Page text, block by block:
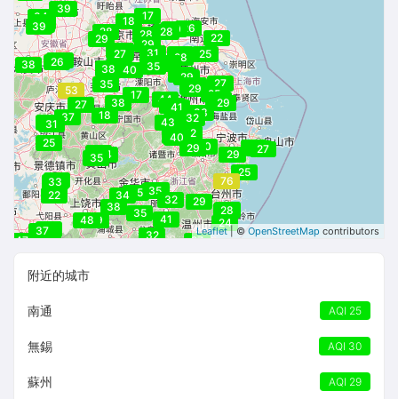
38
33
29
32
36
30
29
47
29
38
28
40
34
25
31
30
33
26
37
40
27
35
29
32
27
30
38
27
28
39
41
29
38
35
33
26
28
38
38
39
25
27
18
43
29
39
35
26
29
27
33
25
42
35
29
34
29
39
27
28
35
29
37
32
17
18
39
29
25
35
28
44
29
48
38
22
31
30
40
22
40
32
31
35
28
53
27
30
39
32
29
39
33
25
28
17
34
76
27
31
41
24
Leaflet| © OpenStreetMap contributors
附近的城市
南通 AQI 25
無錫 AQI 30
蘇州 AQI 29